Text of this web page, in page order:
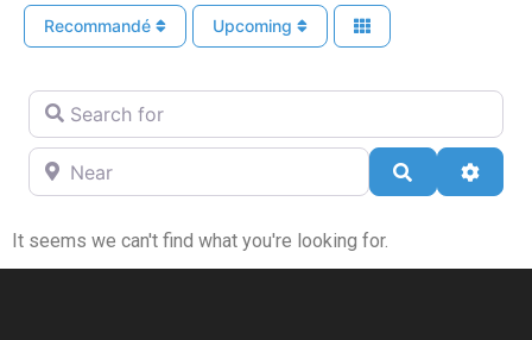
Recommandé Upcoming
Search for
Near
Search
It seems we can't find what you're looking for.